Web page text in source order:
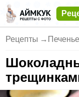
Рецепты → Печенье